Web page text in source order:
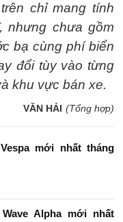
chỉ mang tính
nhưng chưa gồm
bạ cùng phí biển
đổi tùy vào từng
khu vực bán xe.
VĂN HẢI (Tổng hợp)
mới nhất tháng
Alpha mới nhất